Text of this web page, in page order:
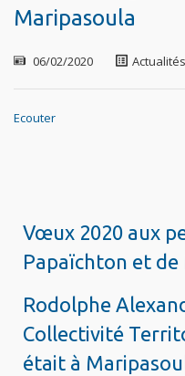
Maripasoula
06/02/2020 Actualités
Ecouter
Vœux 2020 aux
Papaïchton et de
Rodolphe
Collectivité
était à